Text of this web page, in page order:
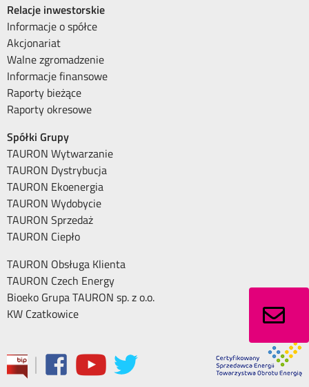
Relacje inwestorskie
Informacje o spółce
Akcjonariat
Walne zgromadzenie
Informacje finansowe
Raporty bieżące
Raporty okresowe
Spółki Grupy
TAURON Wytwarzanie
TAURON Dystrybucja
TAURON Ekoenergia
TAURON Wydobycie
TAURON Sprzedaż
TAURON Ciepło
TAURON Obsługa Klienta
TAURON Czech Energy
Bioeko Grupa TAURON sp. z o.o.
KW Czatkowice
|